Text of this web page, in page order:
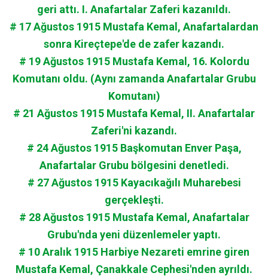
geri attı. I. Anafartalar Zaferi kazanıldı.
# 17 Ağustos 1915 Mustafa Kemal, Anafartalardan
sonra Kireçtepe'de de zafer kazandı.
# 19 Ağustos 1915 Mustafa Kemal, 16. Kolordu
Komutanı oldu. (Aynı zamanda Anafartalar Grubu
Komutanı)
# 21 Ağustos 1915 Mustafa Kemal, II. Anafartalar
Zaferi'ni kazandı.
# 24 Ağustos 1915 Başkomutan Enver Paşa,
Anafartalar Grubu bölgesini denetledi.
# 27 Ağustos 1915 Kayacıkağılı Muharebesi
gerçekleşti.
# 28 Ağustos 1915 Mustafa Kemal, Anafartalar
Grubu'nda yeni düzenlemeler yaptı.
# 10 Aralık 1915 Harbiye Nezareti emrine giren
Mustafa Kemal, Çanakkale Cephesi'nden ayrıldı.